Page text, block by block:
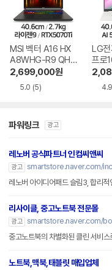
MSI 벡터 A16 HX
A8WHG-R9 QHD
+
2,699,000원
5.0 (5)
LG
프로
4.9
파워링크 광고
레노버 공식파트너 인컴씨앤씨
광고 smartstore.naver.com/
레노버 아이디어패드 슬림3, 합리
리사이클, 중고노트북 전문몰
광고 smartstore.naver.com/
중고노트북의 차별화된 클린 서비
노트북,맥북,태블릿 매입업체